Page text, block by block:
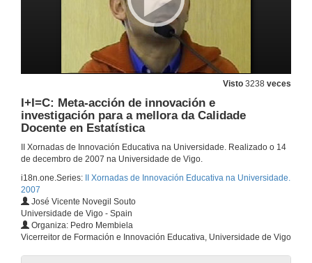
Visto 3238 veces
I+I=C: Meta-acción de innovación e
investigación para a mellora da Calidade
Docente en Estatística
II Xornadas de Innovación Educativa na Universidade. Realizado o 14
de decembro de 2007 na Universidade de Vigo.
i18n.one.Series:
II Xornadas de Innovación Educativa na Universidade.
2007
José Vicente Novegil Souto
Universidade de Vigo - Spain
Organiza: Pedro Membiela
Vicerreitor de Formación e Innovación Educativa, Universidade de Vigo
14 de dec. de 2007
Creación de Empresas - Inglés Empresarial. Formación interdisciplinar na Diplomatura de Ciencias Empresariais de Vigo
14 de dec. de 2007
Novas tecnoloxías aplicadas á ensinanza